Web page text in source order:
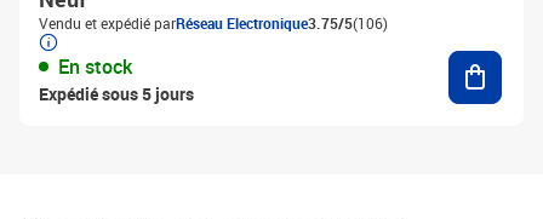
Vendu et expédié parRéseau Electronique3.75/5(106)
En stock
Expédié sous 5 jours